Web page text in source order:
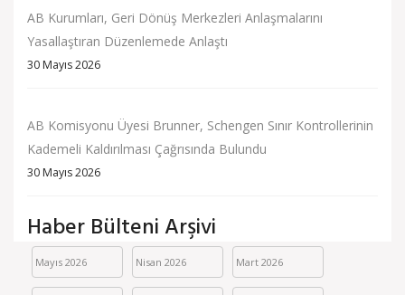
AB Kurumları, Geri Dönüş Merkezleri Anlaşmalarını
Yasallaştıran Düzenlemede Anlaştı
30 Mayıs 2026
AB Komisyonu Üyesi Brunner, Schengen Sınır Kontrollerinin
Kademeli Kaldırılması Çağrısında Bulundu
30 Mayıs 2026
Haber Bülteni Arşivi
Mayıs 2026 Nisan 2026 Mart 2026